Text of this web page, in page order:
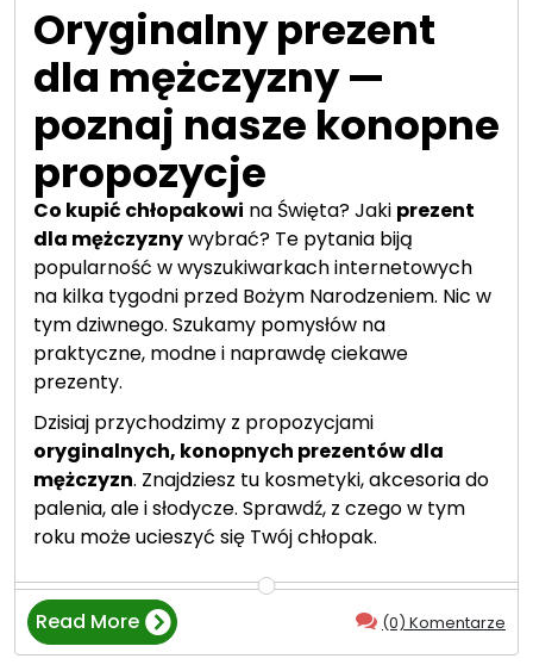
Oryginalny prezent
dla mężczyzny —
poznaj nasze konopne
propozycje
Co kupić chłopakowi na Święta? Jaki prezent
dla mężczyznywybrać? Te pytania biją
popularność w wyszukiwarkach internetowych
na kilka tygodni przed Bożym Narodzeniem. Nic w
tym dziwnego. Szukamy pomysłów na
praktyczne, modne i naprawdę ciekawe
prezenty.
Dzisiaj przychodzimy z propozycjami
oryginalnych, konopnych prezentów dla
mężczyzn. Znajdziesz tu kosmetyki, akcesoria do
palenia, ale i słodycze. Sprawdź, z czego w tym
roku może ucieszyć się Twój chłopak.
Read More
“
O
(0) Komentarze